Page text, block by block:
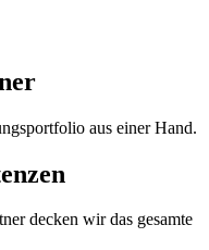
aus einer Hand.
decken wir das gesamte